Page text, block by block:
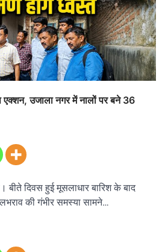
एक्शन, उजाला नगर में नालों पर बने 36
बीते दिवस हुई मूसलाधार बारिश के बाद
की गंभीर समस्या सामने…